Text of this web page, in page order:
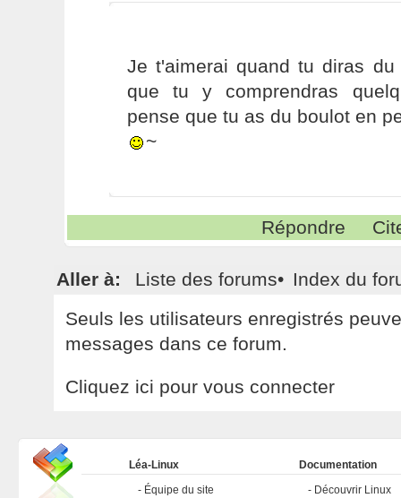
Je t'aimerai quand tu diras
que tu y comprendras
pense que tu as du boulot en
~
Répondre
Aller à: Liste des forums• Index du
Seuls les utilisateurs enregistrés
messages dans ce forum.
Cliquez ici pour vous connecter
Léa-Linux
Équipe du site
Documentation
Découvrir Linux